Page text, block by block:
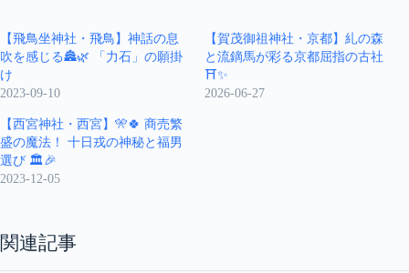
【飛鳥坐神社・飛鳥】神話の息
吹を感じる🏯🌿 「力石」の願掛
け
2023-09-10
【賀茂御祖神社・京都】糺の森
と流鏑馬が彩る京都屈指の古社
⛩️✨
2026-06-27
【西宮神社・西宮】🎌🍀 商売繁
盛の魔法！ 十日戎の神秘と福男
選び 🏛️🎉
2023-12-05
関連記事